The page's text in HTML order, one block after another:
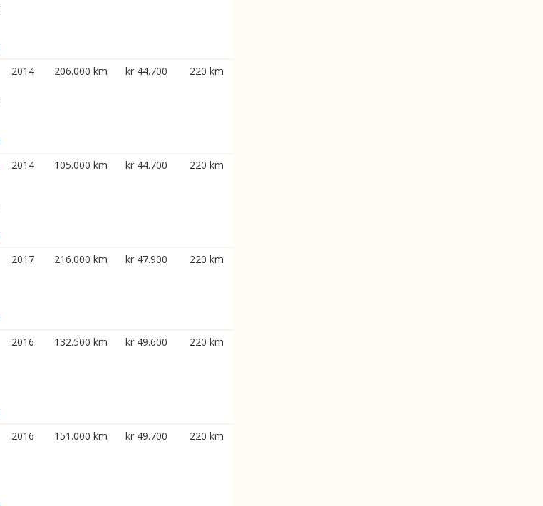
2014 206.000 km kr 44.700 220 km
2014 105.000 km kr 44.700 220 km
2017 216.000 km kr 47.900 220 km
2016 132.500 km kr 49.600 220 km
2016 151.000 km kr 49.700 220 km